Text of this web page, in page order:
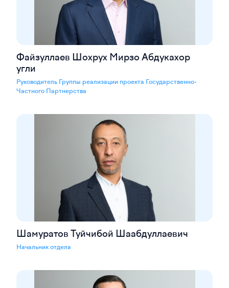
Файзуллаев Шохрух Мирзо Абдукахор
угли
Руководитель Группы реализации проекта Государственно-
Частного Партнерства
Шамуратов Туйчибой Шаабдуллаевич
Начальник отдела